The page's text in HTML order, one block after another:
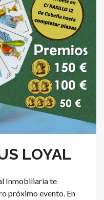
LOYAL
Inmobiliaria te
próximo evento. En